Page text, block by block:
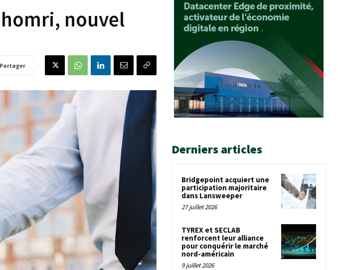
nouvel
Partager
Derniers articles
Bridgepoint acquiert une
participation majoritaire
dans Lansweeper
27 juillet 2026
TYREX et SECLAB
renforcent leur alliance
pour conquérir le marché
nord-américain
9 juillet 2026